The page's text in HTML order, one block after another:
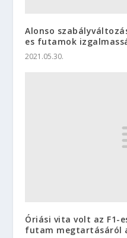
Alonso
es futamok
2021.05.30.
Óriási vita volt az F1-
futam megtartásáról